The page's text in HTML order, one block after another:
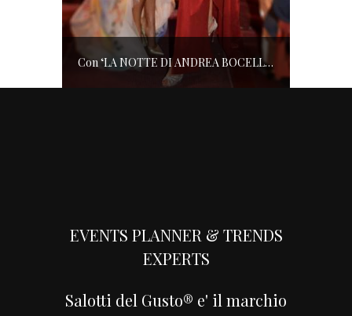
Con ‘LA NOTTE DI ANDREA BOCELLI’ l’ARENA si accende di musica e solidarietà! I SALOTTI DEL GUSTO conquistano tutti; tra gli ospiti, RICHARD GERE
EVENTS PLANNER & TRENDS
EXPERTS
Salotti del Gusto® e' il marchio